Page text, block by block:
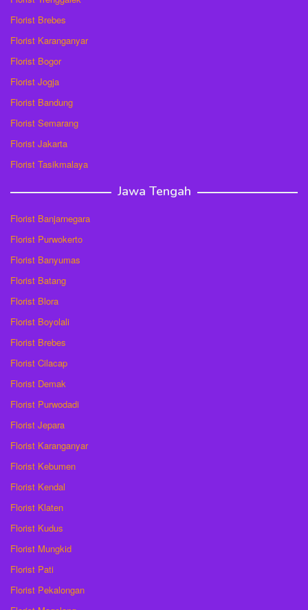
Florist Brebes
Florist Karanganyar
Florist Bogor
Florist Jogja
Florist Bandung
Florist Semarang
Florist Jakarta
Florist Tasikmalaya
Jawa Tengah
Florist Banjarnegara
Florist Purwokerto
Florist Banyumas
Florist Batang
Florist Blora
Florist Boyolali
Florist Brebes
Florist Cilacap
Florist Demak
Florist Purwodadi
Florist Jepara
Florist Karanganyar
Florist Kebumen
Florist Kendal
Florist Klaten
Florist Kudus
Florist Mungkid
Florist Pati
Florist Pekalongan